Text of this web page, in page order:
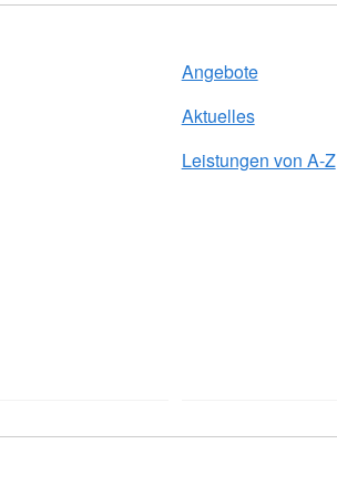
Angebote
Aktuelles
Leistungen von A-Z